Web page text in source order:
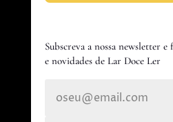
Subscreva a nossa newsletter
e novidades de Lar Doce Ler